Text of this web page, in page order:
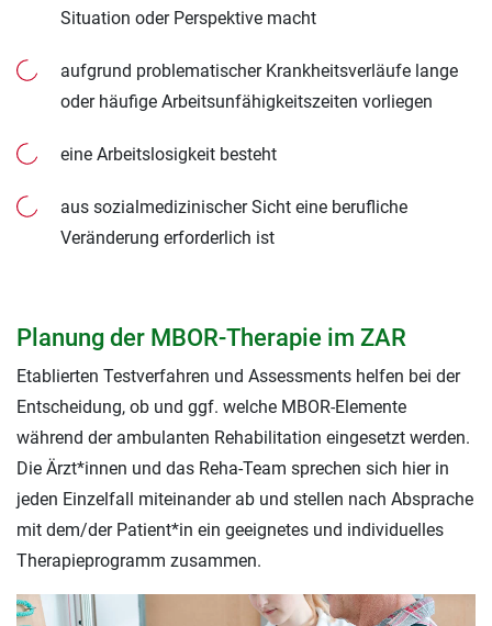
Situation oder Perspektive macht
aufgrund problematischer Krankheitsverläufe lange
oder häufige Arbeitsunfähigkeitszeiten vorliegen
eine Arbeitslosigkeit besteht
aus sozialmedizinischer Sicht eine berufliche
Veränderung erforderlich ist
Planung der MBOR-Therapie im ZAR
Etablierten Testverfahren und Assessments helfen bei der
Entscheidung, ob und ggf. welche MBOR-Elemente
während der ambulanten Rehabilitation eingesetzt werden.
Die Ärzt*innen und das Reha-Team sprechen sich hier in
jeden Einzelfall miteinander ab und stellen nach Absprache
mit dem/der Patient*in ein geeignetes und individuelles
Therapieprogramm zusammen.